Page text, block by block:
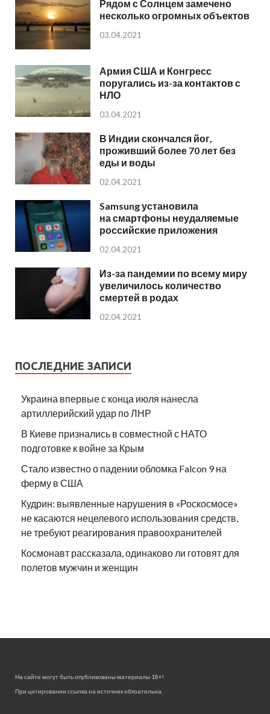
Рядом с Солнцем замечено
несколько огромных объектов
03.04.2021
Армия США и Конгресс
поругались из-за контактов с
НЛО
03.04.2021
В Индии скончался йог,
проживший более 70 лет без
еды и воды
02.04.2021
Samsung установила
на смартфоны неудаляемые
российские приложения
02.04.2021
Из-за пандемии по всему миру
увеличилось количество
смертей в родах
02.04.2021
ПОСЛЕДНИЕ ЗАПИСИ
Украина впервые с конца июля нанесла
артиллерийский удар по ЛНР
В Киеве признались в совместной с НАТО
подготовке к войне за Крым
Стало известно о падении обломка Falcon 9 на
ферму в США
Кудрин: выявленные нарушения в «Роскосмосе»
не касаются нецелевого использования средств,
не требуют реагирования правоохранителей
Космонавт рассказала, одинаково ли готовят для
полетов мужчин и женщин
На сайте могут быть опубликованы материалы 18+!
При цитировании ссылка на источник обязательна.